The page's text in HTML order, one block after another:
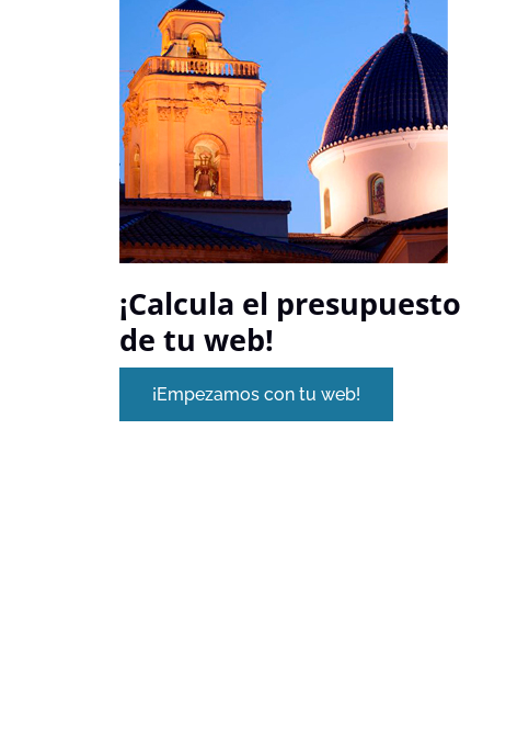
¡Calcula el presupuesto
de tu web!
¡Empezamos con tu web!